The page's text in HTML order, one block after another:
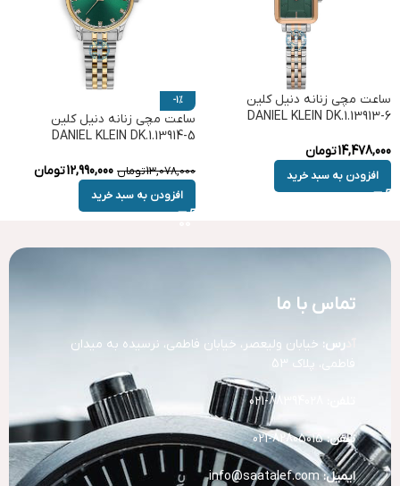
ساعت مچی زنانه دنیل کلین
DANIEL KLEIN DK.1.13913-6
14,478,000تومان
افزودن به سبد خرید
-1%
ساعت مچی زنانه دنیل کلین
DANIEL KLEIN DK.1.13914-5
13,078,000تومان 12,990,000تومان
افزودن به سبد خرید
تماس با ما
رس: خیابان ولیعصر، خیابان فاطمی، نرسیده به میدان
فاطمی، پلاک 53
تلفن:82805015-021
ایمیل: info@saatalef.com